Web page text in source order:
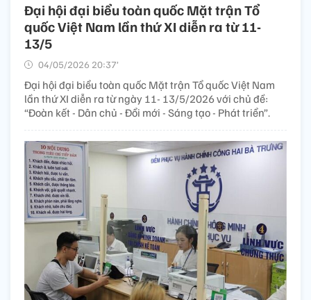
Đại hội đại biểu toàn quốc Mặt trận Tổ
quốc Việt Nam lần thứ XI diễn ra từ 11-
13/5
04/05/2026 20:37’
Đại hội đại biểu toàn quốc Mặt trận Tổ quốc Việt Nam
lần thứ XI diễn ra từ ngày 11- 13/5/2026 với chủ đề:
“Đoàn kết - Dân chủ - Đổi mới - Sáng tạo - Phát triển”.